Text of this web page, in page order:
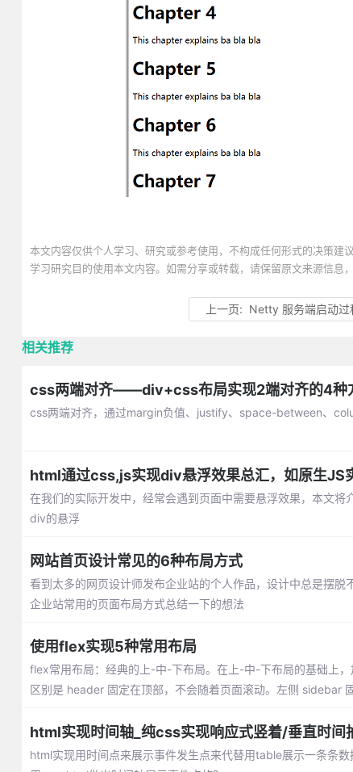
本文内容仅供个人学习、研究或参考使用，不构成任何形式的决策
学习研究目的使用本文内容。如需分享或转载，请保留原文来源信息
上一页: Netty 服务端启动过
相关推荐
css两端对齐——div+css布局实现2端对齐的4种
css两端对齐，通过margin负值、justify、space-between、
html通过css,js实现div悬浮效果总汇，如原生JS
在我们的实际开发中，经常会遇到页面中需要悬浮效果，本文
div的悬浮
网站首页设计常见的6种布局方式
看到太多的网页设计师发布企业站的个人作品，设计中总是摆
企业站常用的页面布局方式总结一下的想法
使用flex实现5种常用布局
flex常用布局：经典的上-中-下布局。在上-中-下布局的基础上
区别是 header 固定在顶部，不会随着页面滚动。左侧 sidebar
html实现时间轴_纯css实现响应式竖着/垂直时间
html实现用时间点来展示事件发生点来代替用table展示一条条